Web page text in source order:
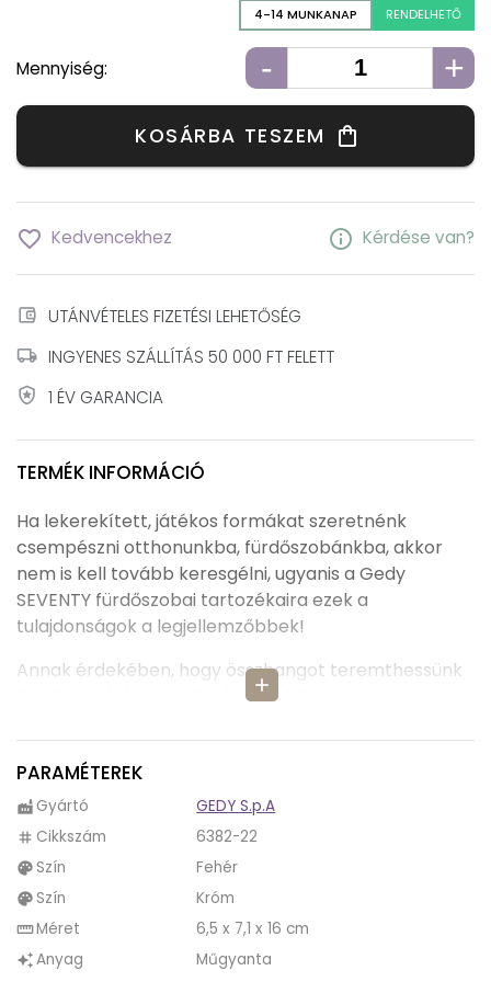
4-14 MUNKANAP RENDELHETŐ
Mennyiség: - +
KOSÁRBA TESZEM shopping_bag
favorite_border Kedvencekhez info Kérdése van?
account_balance_wallet UTÁNVÉTELES FIZETÉSI LEHETŐSÉG
local_shipping INGYENES SZÁLLÍTÁS 50 000 FT FELETT
local_police 1 ÉV GARANCIA
TERMÉK INFORMÁCIÓ
add
Ha lekerekített, játékos formákat szeretnénk
csempészni otthonunkba, fürdőszobánkba, akkor
nem is kell tovább keresgélni, ugyanis a Gedy
SEVENTY fürdőszobai tartozékaira ezek a
tulajdonságok a legjellemzőbbek!
Annak érdekében, hogy összhangot teremthessünk
fürdőszobánkban, a Gedy többféle terméket is
válogatni elektromos fogkefének való
fogmosópohár, fürdőszobai rendszerező,
fogmosópohár, tükrös fürdőszobai rendszerező,
szappanadagoló, WC kefe tartó, fürdőszobai
hulladékgyűjtő és szappantartó közül.
Hasonlóan a Gedy RAINBOW termékeihez, a SEVENTY
fürdőszobai kiegészítők is rengeteg színben
elérhetők számunkra, így tökéletesen tudunk játékos
PARAMÉTEREK
factory Gyártó GEDY S.p.A
tag Cikkszám 6382-22
palette Szín Fehér
palette Szín Króm
straightenMéret 6,5 x 7,1 x 16 cm
auto_awesomeAnyag Műgyanta